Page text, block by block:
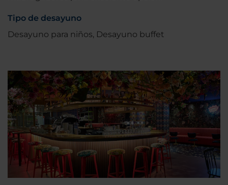
Tipo de desayuno
Desayuno para niños, Desayuno buffet